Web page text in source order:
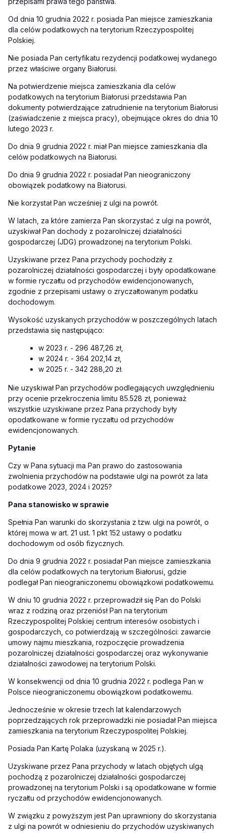
Od dnia 10 grudnia 2022 r. posiada Pan miejsce zamieszkania
dla celów podatkowych na terytorium Rzeczypospolitej
Polskiej.
Nie posiada Pan certyfikatu rezydencji podatkowej wydanego
przez właściwe organy Białorusi.
Na potwierdzenie miejsca zamieszkania dla celów
podatkowych na terytorium Białorusi przedstawia Pan
dokumenty potwierdzające zatrudnienie na terytorium Białorusi
(zaświadczenie z miejsca pracy), obejmujące okres do dnia 10
lutego 2023 r.
Do dnia 9 grudnia 2022 r. miał Pan miejsce zamieszkania dla
celów podatkowych na Białorusi.
Do dnia 9 grudnia 2022 r. posiadał Pan nieograniczony
obowiązek podatkowy na Białorusi.
Nie korzystał Pan wcześniej z ulgi na powrót.
W latach, za które zamierza Pan skorzystać z ulgi na powrót,
uzyskiwał Pan dochody z pozarolniczej działalności
gospodarczej (JDG) prowadzonej na terytorium Polski.
Uzyskiwane przez Pana przychody pochodziły z
pozarolniczej działalności gospodarczej i były opodatkowane
w formie ryczałtu od przychodów ewidencjonowanych,
zgodnie z przepisami ustawy o zryczałtowanym podatku
dochodowym.
Wysokość uzyskanych przychodów w poszczególnych latach
przedstawia się następująco:
w 2023 r. - 296 487,26 zł,
w 2024 r. - 364 202,14 zł,
w 2025 r. - 342 288,20 zł.
Nie uzyskiwał Pan przychodów podlegających uwzględnieniu
przy ocenie przekroczenia limitu 85.528 zł, ponieważ
wszystkie uzyskiwane przez Pana przychody były
opodatkowane w formie ryczałtu od przychodów
ewidencjonowanych.
Pytanie
Czy w Pana sytuacji ma Pan prawo do zastosowania
zwolnienia przychodów na podstawie ulgi na powrót za lata
podatkowe 2023, 2024 i 2025?
Pana stanowisko w sprawie
Spełnia Pan warunki do skorzystania z tzw. ulgi na powrót, o
której mowa w art. 21 ust. 1 pkt 152 ustawy o podatku
dochodowym od osób fizycznych.
Do dnia 9 grudnia 2022 r. posiadał Pan miejsce zamieszkania
dla celów podatkowych na terytorium Białorusi, gdzie
podlegał Pan nieograniczonemu obowiązkowi podatkowemu.
W dniu 10 grudnia 2022 r. przeprowadził się Pan do Polski
wraz z rodziną oraz przeniósł Pan na terytorium
Rzeczypospolitej Polskiej centrum interesów osobistych i
gospodarczych, co potwierdzają w szczególności: zawarcie
umowy najmu mieszkania, rozpoczęcie prowadzenia
pozarolniczej działalności gospodarczej oraz wykonywanie
działalności zawodowej na terytorium Polski.
W konsekwencji od dnia 10 grudnia 2022 r. podlega Pan w
Polsce nieograniczonemu obowiązkowi podatkowemu.
Jednocześnie w okresie trzech lat kalendarzowych
poprzedzających rok przeprowadzki nie posiadał Pan miejsca
zamieszkania na terytorium Rzeczypospolitej Polskiej.
Posiada Pan Kartę Polaka (uzyskaną w 2025 r.).
Uzyskiwane przez Pana przychody w latach objętych ulgą
pochodzą z pozarolniczej działalności gospodarczej
prowadzonej na terytorium Polski i są opodatkowane w formie
ryczałtu od przychodów ewidencjonowanych.
W związku z powyższym jest Pan uprawniony do skorzystania
z ulgi na powrót w odniesieniu do przychodów uzyskiwanych